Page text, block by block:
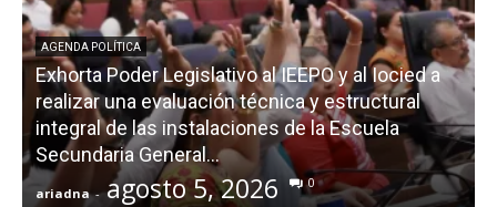
AGENDA POLÍTICA
Exhorta Poder Legislativo al IEEPO y al Iocied a
realizar una evaluación técnica y estructural
integral de las instalaciones de la Escuela
Secundaria General...
ariadna - agosto 5, 2026 0